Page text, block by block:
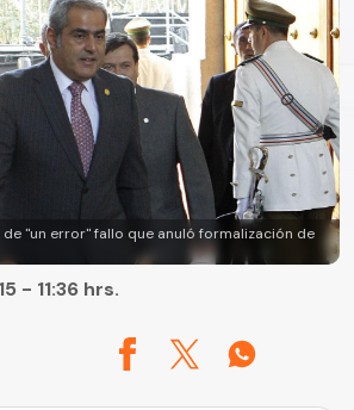
"un error" fallo que anuló formalización de
- 11:36 hrs.